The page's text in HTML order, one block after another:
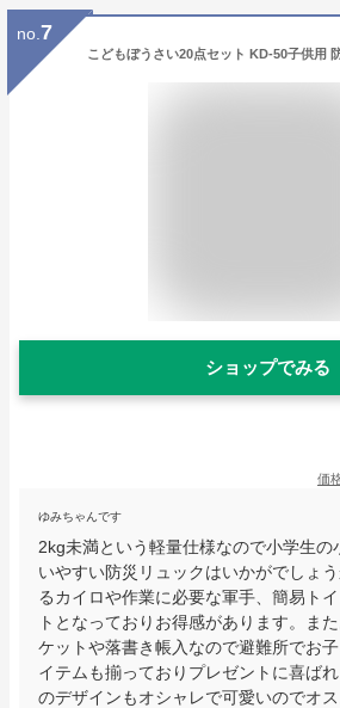
no. 7
ショップでみる
価
ゆみちゃんです
2kg未満という軽量仕様なので小学生の
いやすい防災リュックはいかがでしょ
るカイロや作業に必要な軍手、簡易ト
トとなっておりお得感があります。ま
ケットや落書き帳入なので避難所でお
イテムも揃っておりプレゼントに喜ば
のデザインもオシャレで可愛いのでオス